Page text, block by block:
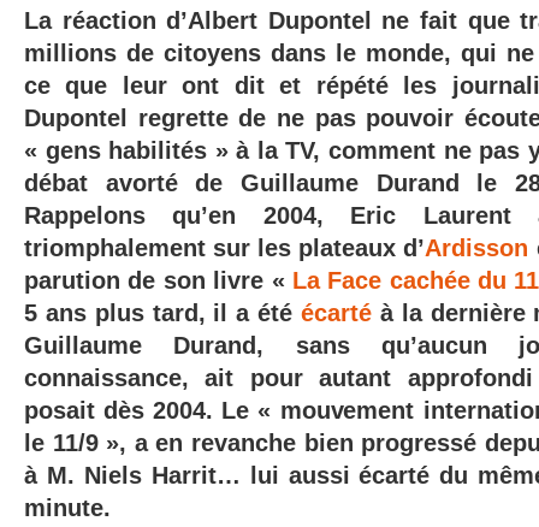
La réaction d’Albert Dupontel ne fait que
millions de citoyens dans le monde, qui ne
ce que leur ont dit et répété les
Dupontel regrette de ne pas pouvoir
« gens habilités » à la TV, comment ne pas
débat avorté de Guillaume Durand le
Rappelons qu’en 2004, Eric
triomphalement sur les plateaux d’Ardisson
parution de son livre « La Face cachée du
5 ans plus tard, il a été écarté à la dernière
Guillaume Durand, sans qu’aucun
connaissance, ait pour autant
posait dès 2004. Le « mouvement
le 11/9 », a en revanche bien progressé
à M. Niels Harrit… lui aussi écarté du
minute.